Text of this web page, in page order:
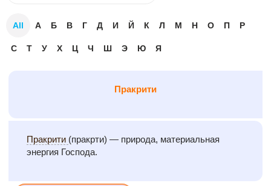
All А Б В Г Д И Й К Л М Н О П Р
С Т У Х Ц Ч Ш Э Ю Я
Пракрити
Пракрити (пракрти) — природа, материальная
энергия Господа.